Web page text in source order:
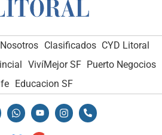
Clasificados CYD Litoral
VivíMejor SF Puerto Negocios
Educacion SF